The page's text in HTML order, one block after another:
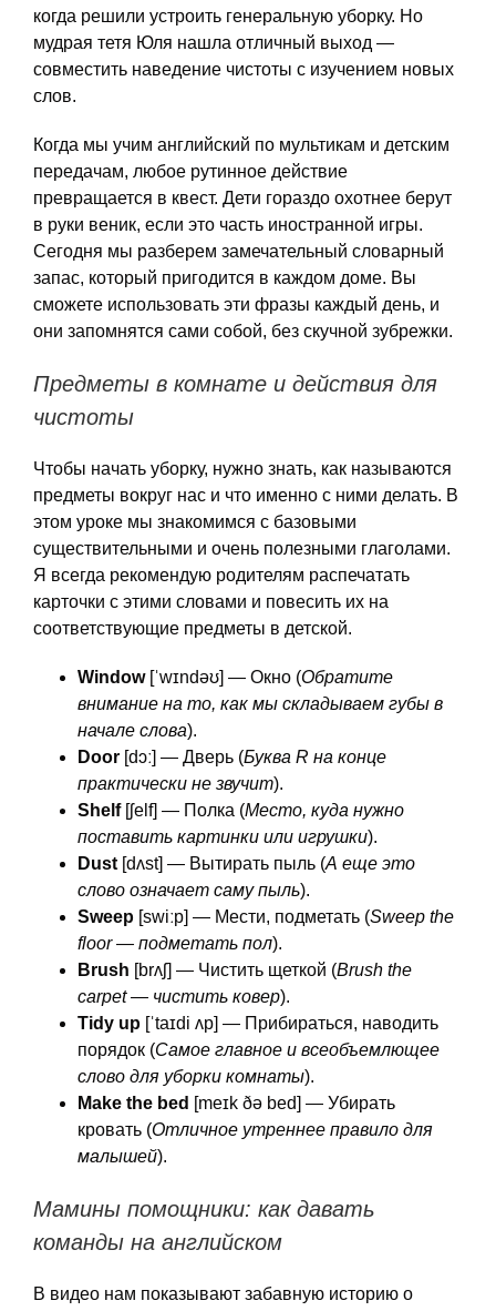
когда решили устроить генеральную уборку. Но
мудрая тетя Юля нашла отличный выход —
совместить наведение чистоты с изучением новых
слов.
Когда мы учим английский по мультикам и детским
передачам, любое рутинное действие
превращается в квест. Дети гораздо охотнее берут
в руки веник, если это часть иностранной игры.
Сегодня мы разберем замечательный словарный
запас, который пригодится в каждом доме. Вы
сможете использовать эти фразы каждый день, и
они запомнятся сами собой, без скучной зубрежки.
Предметы в комнате и действия для
чистоты
Чтобы начать уборку, нужно знать, как называются
предметы вокруг нас и что именно с ними делать. В
этом уроке мы знакомимся с базовыми
существительными и очень полезными глаголами.
Я всегда рекомендую родителям распечатать
карточки с этими словами и повесить их на
соответствующие предметы в детской.
Window[ˈwɪndəʊ] — Окно (Обратите
внимание на то, как мы складываем губы в
начале слова).
Door [dɔː] — Дверь (Буква R на конце
практически не звучит).
Shelf[ʃelf] — Полка (Место, куда нужно
поставить картинки или игрушки).
Dust [dʌst] — Вытирать пыль (А еще это
слово означает саму пыль).
Sweep [swiːp] — Мести, подметать (Sweep the
floor — подметать пол).
Brush [brʌʃ] — Чистить щеткой (Brush the
carpet — чистить ковер).
Tidy up [ˈtaɪdi ʌp] — Прибираться, наводить
порядок (Самое главное и всеобъемлющее
слово для уборки комнаты).
Make the bed [meɪk ðə bed] — Убирать
кровать (Отличное утреннее правило для
малышей).
Мамины помощники: как давать
команды на английском
В видео нам показывают забавную историю о